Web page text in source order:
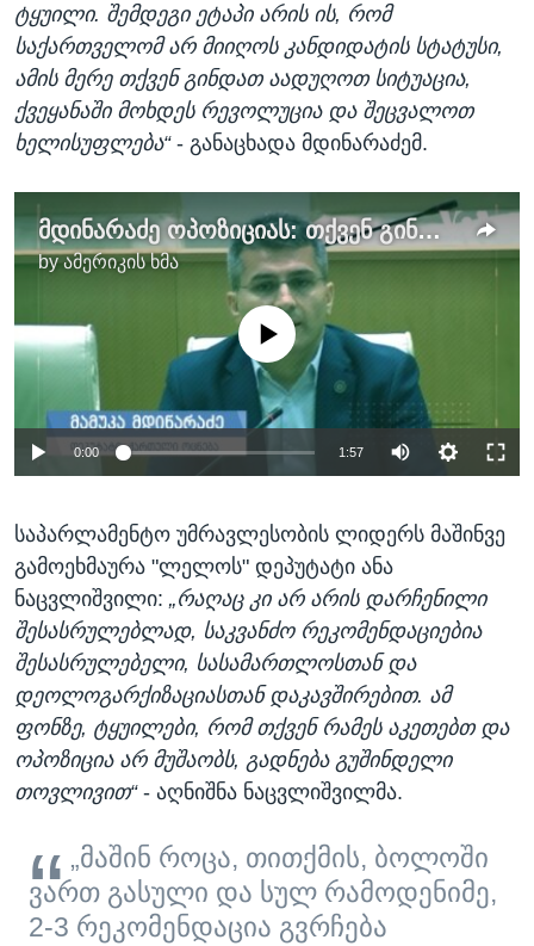
ტყუილი. შემდეგი ეტაპი არის ის, რომ
საქართველომ არ მიიღოს კანდიდატის სტატუსი,
ამის მერე თქვენ გინდათ აადუღოთ სიტუაცია,
ქვეყანაში მოხდეს რევოლუცია და შეცვალოთ
ხელისუფლება“ - განაცხადა მდინარაძემ.
მდინარაძე ოპოზიციას: თქვენ გინდათ ქვეყანაში მოხდეს რევოლუცია
byამერიკის ხმა
No media source currently available
0:00 1:57
საპარლამენტო უმრავლესობის ლიდერს მაშინვე
გამოეხმაურა "ლელოს" დეპუტატი ანა
ნაცვლიშვილი: „რაღაც კი არ არის დარჩენილი
შესასრულებლად, საკვანძო რეკომენდაციებია
შესასრულებელი, სასამართლოსთან და
დეოლოგარქიზაციასთან დაკავშირებით. ამ
ფონზე, ტყუილები, რომ თქვენ რამეს აკეთებთ და
ოპოზიცია არ მუშაობს, გადნება გუშინდელი
თოვლივით“- აღნიშნა ნაცვლიშვილმა.
„მაშინ როცა, თითქმის, ბოლოში
ვართ გასული და სულ რამოდენიმე,
2-3 რეკომენდაცია გვრჩება